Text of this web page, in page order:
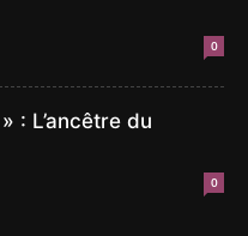
0
: L’ancêtre du
0